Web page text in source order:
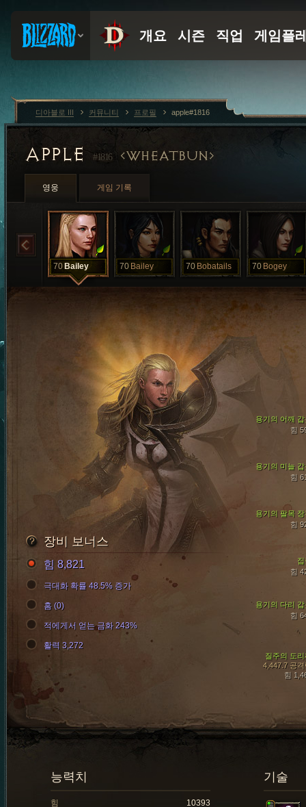
APPLE #1816 WHEATBUN
영웅 게임 기록
70 Bailey 70 Bailey 70 Bobatails 70 Bogey
용기의 미늘 갑
힘
용기의 팔목 장
힘
용기의 어깨 갑
힘
용기의 다리 갑
힘
질주의 도리
4,447.7 공격
힘
힘
장비 보너스
힘 8,821
극대화 확률 48.5% 증가
홈 (0)
적에게서 얻는 금화 243%
활력 3,272
기술
능력치
힘
10393
디아블로 III 커뮤니티 프로필 apple#1816